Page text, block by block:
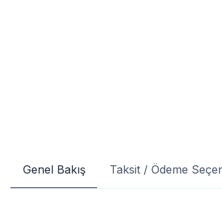
Genel Bakış Taksit / Ödeme